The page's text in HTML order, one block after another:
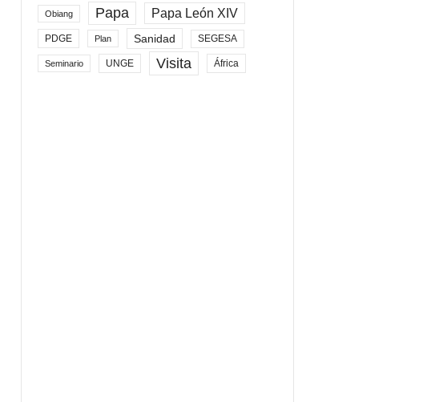
Obiang Papa Papa León XIV
PDGE Plan Sanidad SEGESA
Seminario UNGE Visita África